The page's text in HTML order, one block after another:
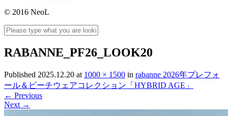
© 2016 NeoL
RABANNE_PF26_LOOK20
Published 2025.12.20 at 1000 × 1500 in rabanne 2026年プレフォ
ール＆ビーチウェアコレクション「HYBRID AGE」
← Previous
Next →